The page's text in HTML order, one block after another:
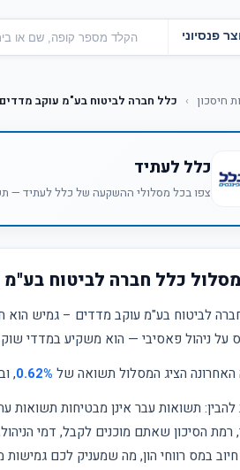
פנסיוני
חיסכון › כלל חברה לביטוח בע"מ עוקב
כלל לעתיד
צפו בכל מסלולי ההשקעה של כלל לעתיד —
כלל חברה לביטוח
לביטוח בע"מ עוקב מדדים – גמיש הוא
על ניהול פאסיבי — הוא משקיע במדדי
הציג המסלול תשואה של 0.62%
,
להבין: תשואות עבר אינן מבטיחות
רמת הסיכון שאתם מוכנים לקבל, דמי
במס רווחי הון, מה שמעניק לכם